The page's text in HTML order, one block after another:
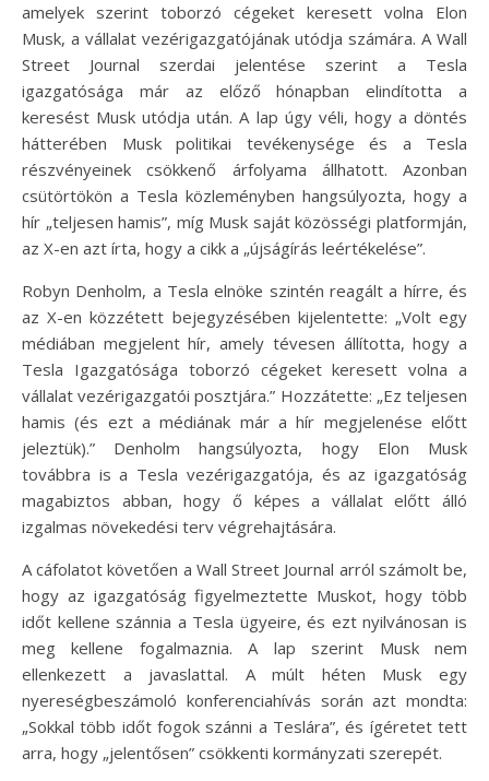
amelyek szerint toborzó cégeket keresett volna Elon
Musk, a vállalat vezérigazgatójának utódja számára. A Wall
Street Journal szerdai jelentése szerint a Tesla
igazgatósága már az előző hónapban elindította a
keresést Musk utódja után. A lap úgy véli, hogy a döntés
hátterében Musk politikai tevékenysége és a Tesla
részvényeinek csökkenő árfolyama állhatott. Azonban
csütörtökön a Tesla közleményben hangsúlyozta, hogy a
hír „teljesen hamis”, míg Musk saját közösségi platformján,
az X-en azt írta, hogy a cikk a „újságírás leértékelése”.
Robyn Denholm, a Tesla elnöke szintén reagált a hírre, és
az X-en közzétett bejegyzésében kijelentette: „Volt egy
médiában megjelent hír, amely tévesen állította, hogy a
Tesla Igazgatósága toborzó cégeket keresett volna a
vállalat vezérigazgatói posztjára.” Hozzátette: „Ez teljesen
hamis (és ezt a médiának már a hír megjelenése előtt
jeleztük).” Denholm hangsúlyozta, hogy Elon Musk
továbbra is a Tesla vezérigazgatója, és az igazgatóság
magabiztos abban, hogy ő képes a vállalat előtt álló
izgalmas növekedési terv végrehajtására.
A cáfolatot követően a Wall Street Journal arról számolt be,
hogy az igazgatóság figyelmeztette Muskot, hogy több
időt kellene szánnia a Tesla ügyeire, és ezt nyilvánosan is
meg kellene fogalmaznia. A lap szerint Musk nem
ellenkezett a javaslattal. A múlt héten Musk egy
nyereségbeszámoló konferenciahívás során azt mondta:
„Sokkal több időt fogok szánni a Teslára”, és ígéretet tett
arra, hogy „jelentősen” csökkenti kormányzati szerepét.